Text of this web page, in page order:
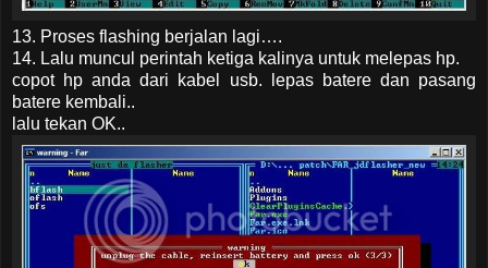
13. Proses flashing berjalan lagi….
14. Lalu muncul perintah ketiga kalinya untuk melepas hp.
copot hp anda dari kabel usb. lepas batere dan pasang
batere kembali..
lalu tekan OK..